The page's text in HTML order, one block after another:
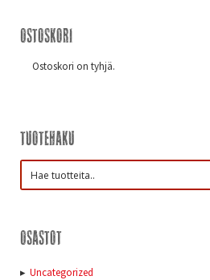
Ostoskori
Ostoskori on tyhjä.
Tuotehaku
Osastot
Uncategorized